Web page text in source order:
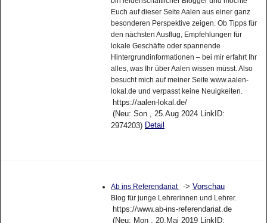
Euch auf dieser Seite Aalen aus einer ganz
besonderen Perspektive zeigen. Ob Tipps für
den nächsten Ausflug, Empfehlungen für
lokale Geschäfte oder spannende
Hintergrundinformationen – bei mir erfahrt Ihr
alles, was Ihr über Aalen wissen müsst. Also
besucht mich auf meiner Seite www.aalen-
lokal.de und verpasst keine Neuigkeiten.
https://aalen-lokal.de/
(Neu: Son , 25.Aug 2024 LinkID:
2974203) Detail
Ab ins Referendariat -> Vorschau
Blog für junge Lehrerinnen und Lehrer.
https://www.ab-ins-referendariat.de
(Neu: Mon , 20.Mai 2019 LinkID: